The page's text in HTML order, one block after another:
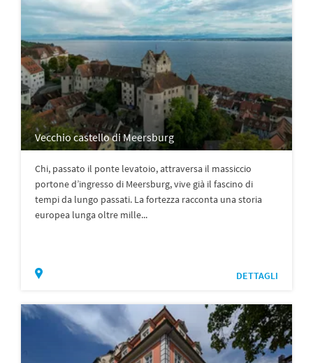
Vecchio castello di Meersburg
Chi, passato il ponte levatoio, attraversa il massiccio
portone d’ingresso di Meersburg, vive già il fascino di
tempi da lungo passati. La fortezza racconta una storia
europea lunga oltre mille...
DETTAGLI